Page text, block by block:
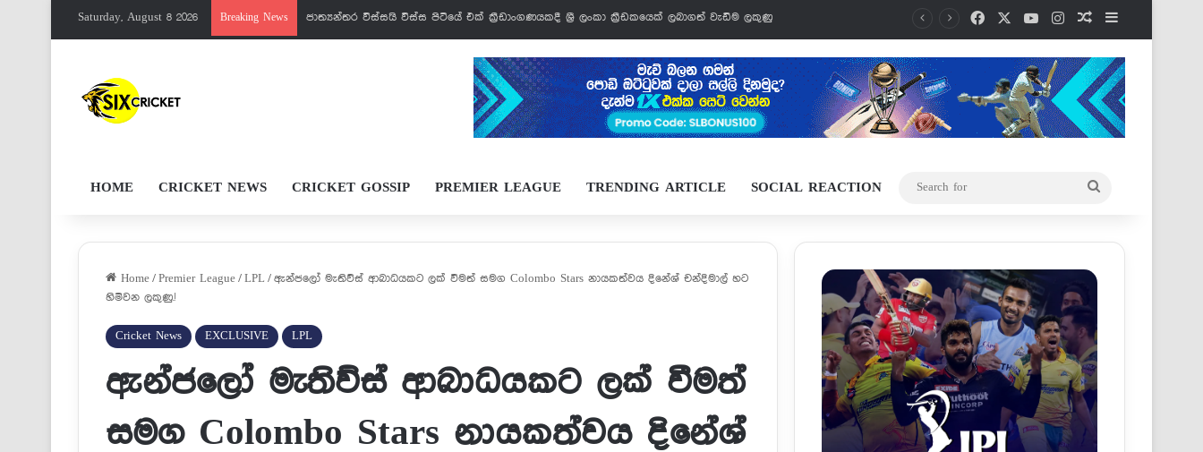
Saturday, August 8 2026 Breaking News පැතුම්ට මරු වැඩක් වෙන්නයි යන්නේ Facebook YouTubeInstagramRandom Article
HOME CRICKET NEWS CRICKET GOSSIP PREMIER LEAGUE TRENDING ARTICLE SOCIAL REACTION
Home / Premier League / LPL / ඇන්ජලෝ මැතිව්ස් ආබාධයකට ලක් වීමත් සමග Colombo Stars නායකත්වය දිනේශ් චන්දිමාල් හට
හිමිවන ලකුණු.!
Cricket News EXCLUSIVE LPL
ඇන්ජලෝ මැතිව්ස් ආබාධයකට ලක් වීමත්
සමග Colombo Stars නායකත්වය දිනේශ්